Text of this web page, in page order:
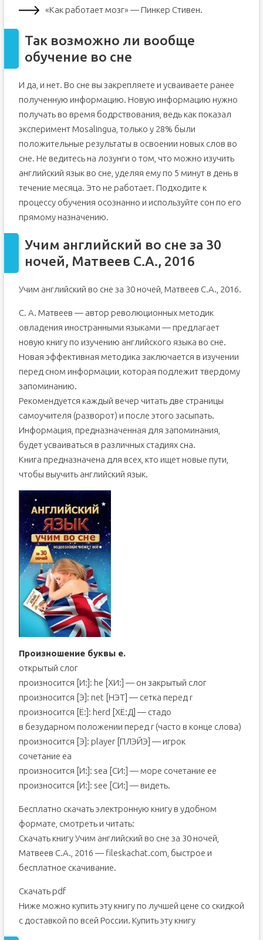
«Как работает мозг» — Пинкер Стивен.
Так возможно ли вообще
обучение во сне
И да, и нет. Во сне вы закрепляете и усваиваете ранее
полученную информацию. Новую информацию нужно
получать во время бодрствования, ведь как показал
эксперимент Mosalingua, только у 28% были
положительные результаты в освоении новых слов во
сне. Не ведитесь на лозунги о том, что можно изучить
английский язык во сне, уделяя ему по 5 минут в день в
течение месяца. Это не работает. Подходите к
процессу обучения осознанно и используйте сон по его
прямому назначению.
Учим английский во сне за 30
ночей, Матвеев С.А., 2016
Учим английский во сне за 30 ночей, Матвеев С.А., 2016.
С. А. Матвеев — автор революционных методик
овладения иностранными языками — предлагает
новую книгу по изучению английского языка во сне.
Новая эффективная методика заключается в изучении
перед сном информации, которая подлежит твердому
запоминанию.
Рекомендуется каждый вечер читать две страницы
самоучителя (разворот) и после этого засыпать.
Информация, предназначенная для запоминания,
будет усваиваться в различных стадиях сна.
Книга предназначена для всех, кто ищет новые пути,
чтобы выучить английский язык.
Произношение буквы е.
открытый слог
произносится [И:]: he [ХИ:] — он закрытый слог
произносится [Э]: net [НЭТ] — сетка перед r
произносится [Ё:]: herd [ХЁ:Д] — стадо
в безударном положении перед r (часто в конце слова)
произносится [Э]: player [ПЛЭЙЭ] — игрок
сочетание ea
произносится [И:]: sea [СИ:] — море сочетание ее
произносится [И:]: see [СИ:] — видеть.
Бесплатно скачать электронную книгу в удобном
формате, смотреть и читать:
Скачать книгу Учим английский во сне за 30 ночей,
Матвеев С.А., 2016 — fileskachat.com, быстрое и
бесплатное скачивание.
Скачать pdf
Ниже можно купить эту книгу по лучшей цене со скидкой
с доставкой по всей России. Купить эту книгу